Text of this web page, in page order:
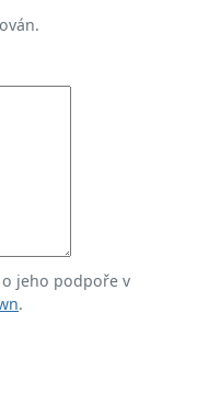
jeho podpoře v
.